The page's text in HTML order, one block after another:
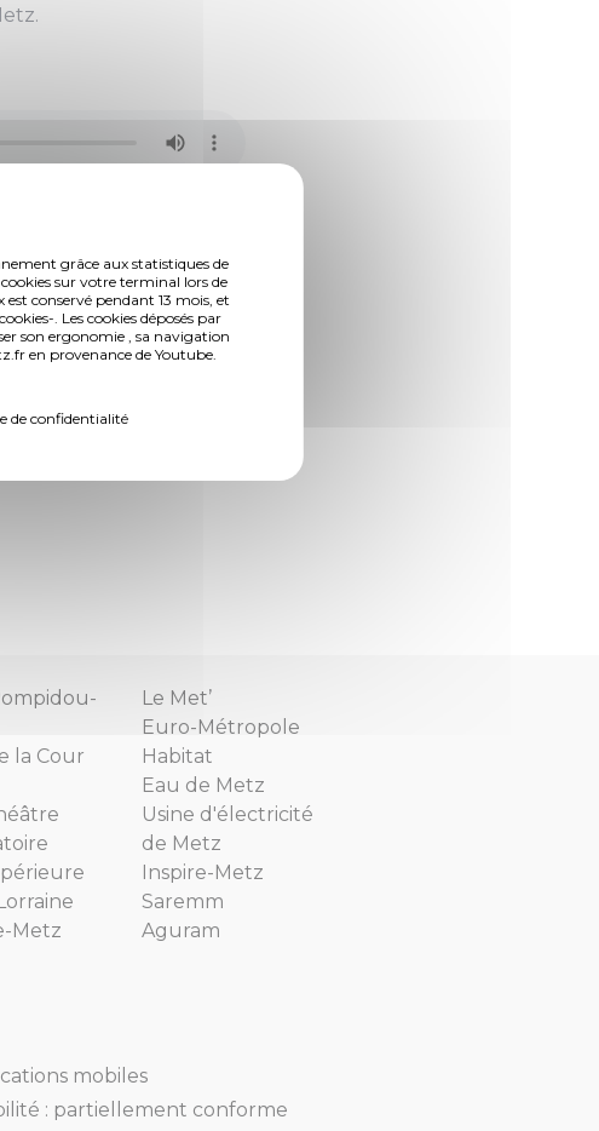
grâce aux statistiques de
sur votre terminal lors de
conservé pendant 13 mois, et
. Les cookies déposés par
son ergonomie , sa navigation
en provenance de Youtube.
de confidentialité
la Cour
Metz
Le Met’
Euro-Métropole
Habitat
Eau de Metz
Usine d'électricité
de Metz
Inspire-Metz
Saremm
Aguram
mobiles
: partiellement conforme